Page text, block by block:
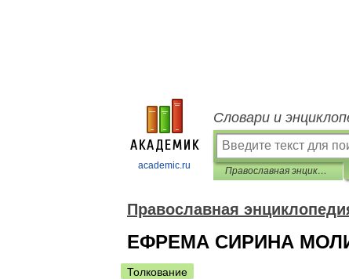
academic.ru
Словари и
Православная энциклопедия
Православная
ЕФРЕМА СИРИНА
Толкование